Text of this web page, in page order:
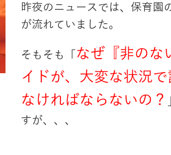
昨夜のニュースでは、保育園
が流れていました。
そもそも「
なぜ『非のな
イドが、大変な状況で
なければならないの？
すが、、、